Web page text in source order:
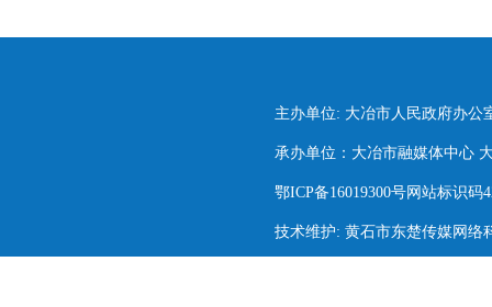
主办单位: 大冶市人民政府办公
承办单位：大冶市融媒体中心
鄂ICP备16019300号网站标识码
技术维护: 黄石市东楚传媒网络